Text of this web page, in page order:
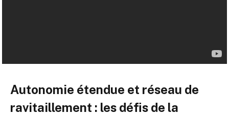
Autonomie étendue et réseau de
ravitaillement : les défis de la